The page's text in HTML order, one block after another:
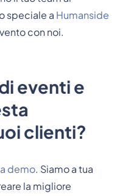
speciale a Humanside
con noi.
eventi e
clienti?
demo. Siamo a tua
la migliore